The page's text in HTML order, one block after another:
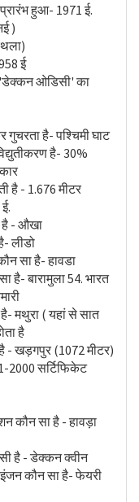
हुआ- 1971 ई.
)
ई
'डेक्कन ओडिसी' का
गुचरता है- पश्चिमी घाट
है- 30%
है - 1.676 मीटर
है - औखा
लीडो
सा है- हावडा
है- बारामुला 54. भारत
मथुरा ( यहां से सात
है
- खड़गपुर (1072 मीटर)
2000 सर्टिफिकेट
कौन सा है - हावड़ा
है - डेक्कन क्वीन
कौन सा है- फेयरी